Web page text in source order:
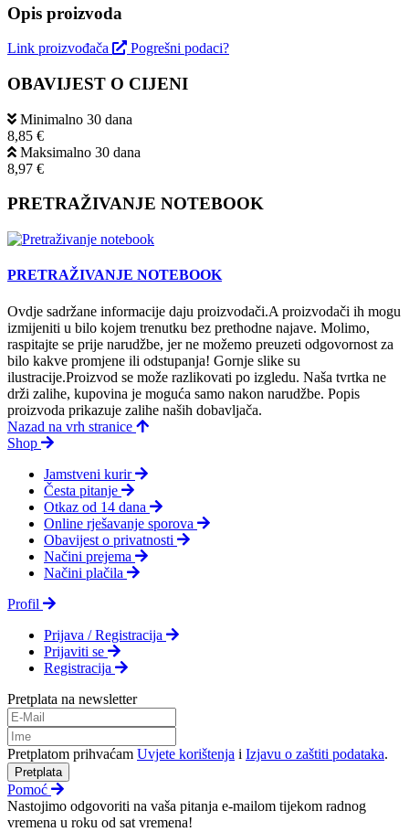
Opis proizvoda
Link proizvođača Pogrešni podaci?
OBAVIJEST O CIJENI
Minimalno 30 dana
8,85 €
Maksimalno 30 dana
8,97 €
PRETRAŽIVANJE NOTEBOOK
PRETRAŽIVANJE NOTEBOOK
Ovdje sadržane informacije daju proizvodači.A proizvodači ih mogu
izmijeniti u bilo kojem trenutku bez prethodne najave. Molimo,
raspitajte se prije narudžbe, jer ne možemo preuzeti odgovornost za
bilo kakve promjene ili odstupanja! Gornje slike su
ilustracije.Proizvod se može razlikovati po izgledu. Naša tvrtka ne
drži zalihe, kupovina je moguća samo nakon narudžbe. Popis
proizvoda prikazuje zalihe naših dobavljača.
Nazad na vrh stranice
Shop
Jamstveni kurir
Česta pitanje
Otkaz od 14 dana
Online rješavanje sporova
Obavijest o privatnosti
Načini prejema
Načini plačila
Profil
Prijava / Registracija
Prijaviti se
Registracija
Pretplata na newsletter
Pretplatom prihvaćam Uvjete korištenja i Izjavu o zaštiti podataka.
Pretplata
Pomoć
Nastojimo odgovoriti na vaša pitanja e-mailom tijekom radnog
vremena u roku od sat vremena!